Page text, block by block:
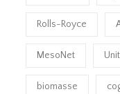
Rolls-Royce
MesoNet
biomasse